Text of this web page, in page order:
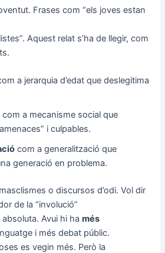
Frases com “els joves estan
Aquest relat s’ha de llegir, com
a jerarquia d’edat que deslegitima
com a mecanisme social que
i culpables.
com a generalització que
generació en problema.
o discursos d’odi. Vol dir
de la “involució”
Avui hi hamés
i més debat públic.
es vegin més. Però la